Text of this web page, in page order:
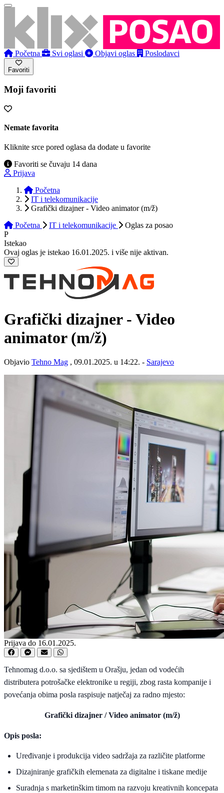
Početna Svi oglasi Objavi oglas Poslodavci
Favoriti
Moji favoriti
Nemate favorita
Kliknite srce pored oglasa da dodate u favorite
Favoriti se čuvaju 14 dana
Prijava
Početna
IT i telekomunikacije
Grafički dizajner - Video animator (m/ž)
Početna
IT i telekomunikacije Oglas za posao
P
Istekao
Ovaj oglas je istekao 16.01.2025. i više nije aktivan.
Grafički dizajner - Video
animator (m/ž)
Objavio Tehno Mag , 09.01.2025. u 14:22. - Sarajevo
Prijava do 16.01.2025.
Tehnomag d.o.o. sa sjedištem u Orašju, jedan od vodećih
distributera potrošačke elektronike u regiji, zbog rasta kompanije i
povećanja obima posla raspisuje natječaj za radno mjesto:
Grafički dizajner / Video animator (m/ž)
Opis posla:
Uređivanje i produkcija video sadržaja za različite platforme
Dizajniranje grafičkih elemenata za digitalne i tiskane medije
Suradnja s marketinškim timom na razvoju kreativnih koncepata